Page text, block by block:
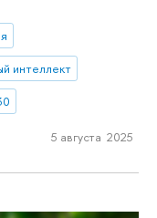
интеллект
5 августа 2025